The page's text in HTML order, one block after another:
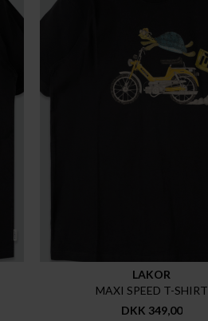
LAKOR
MAXI SPEED T-SHIRT
DKK 349,00